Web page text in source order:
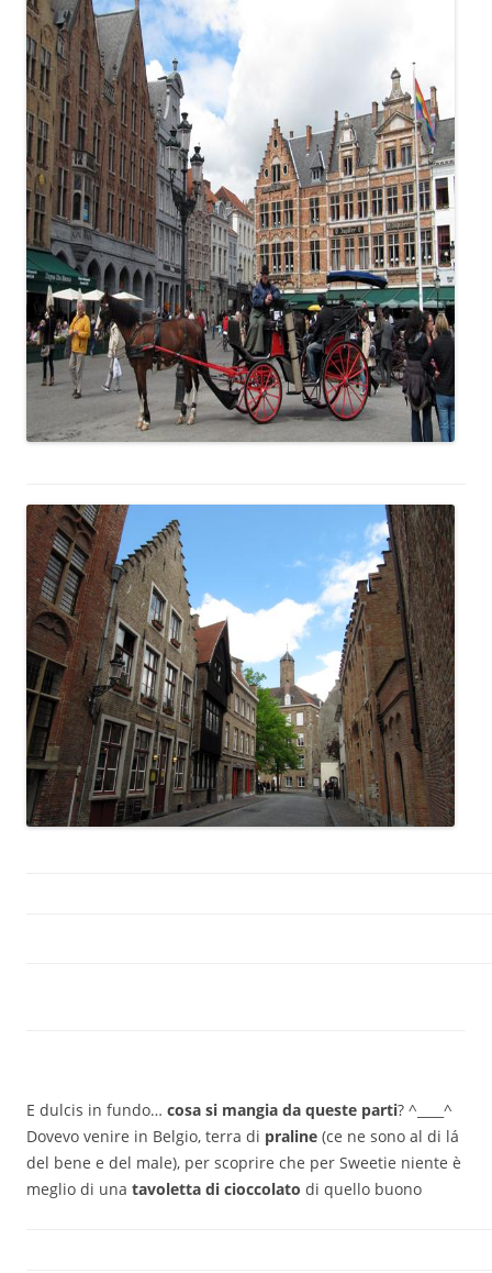
E dulcis in fundo… cosa si mangia da queste parti? ^____^
Dovevo venire in Belgio, terra di praline (ce ne sono al di lá
del bene e del male), per scoprire che per Sweetie niente è
meglio di una tavoletta di cioccolato di quello buono